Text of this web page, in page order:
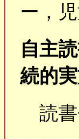
ー，
自主
続的
読書